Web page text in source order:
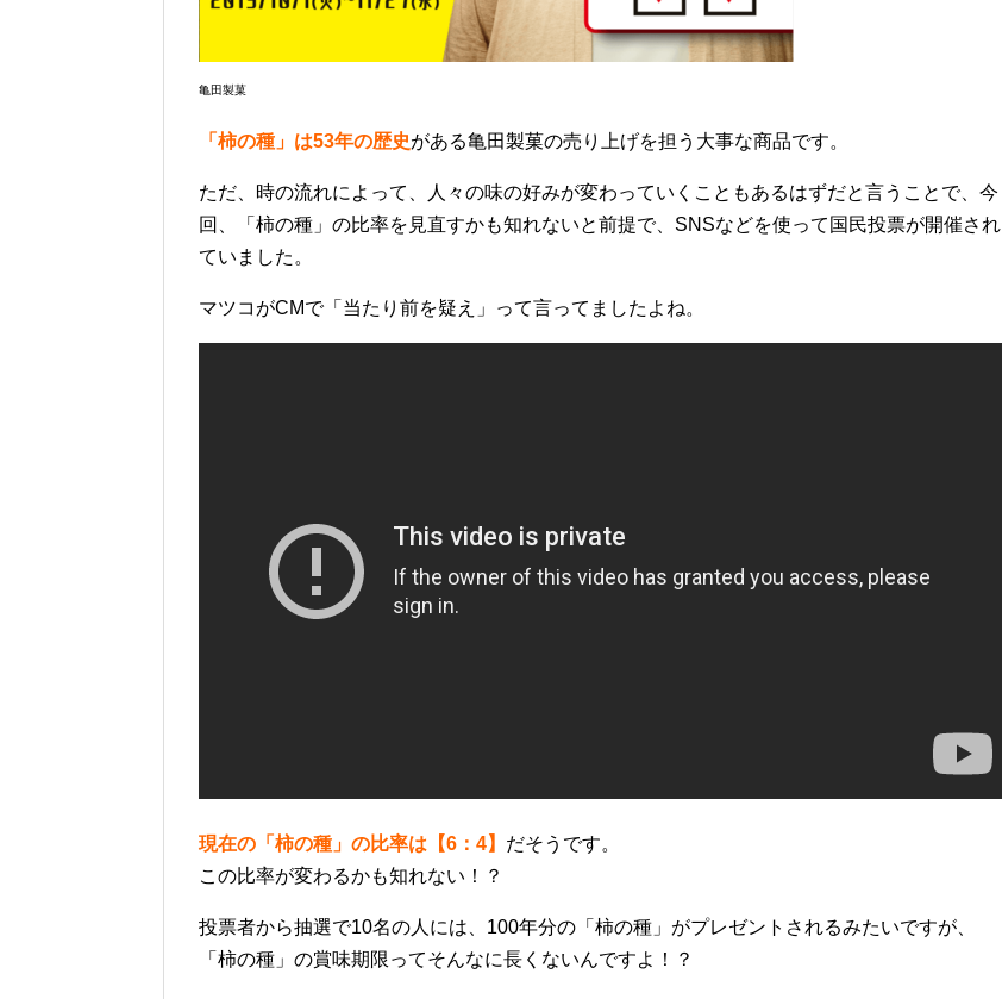
亀田製菓
「柿の種」は53年の歴史がある亀田製菓の売り上げを担う大事な商品です。
ただ、時の流れによって、人々の味の好みが変わっていくこともあるはずだと言うことで、今
回、「柿の種」の比率を見直すかも知れないと前提で、SNSなどを使って国民投票が開催され
ていました。
マツコがCMで「当たり前を疑え」って言ってましたよね。
現在の「柿の種」の比率は【6：4】 だそうです。
この比率が変わるかも知れない！？
投票者から抽選で10名の人には、100年分の「柿の種」がプレゼントされるみたいですが、
「柿の種」の賞味期限ってそんなに長くないんですよ！？